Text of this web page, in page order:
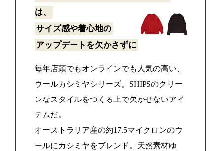
は、
サイズ感や着心地の
アップデートを欠かさずに
毎年店頭でもオンラインでも人気の高い、
ウールカシミヤシリーズ。SHIPSのクリー
ンなスタイルをつくる上で欠かせないアイ
テムだ。
オーストラリア産の約17.5マイクロンのウ
ールにカシミヤをブレンド。天然素材ゆ